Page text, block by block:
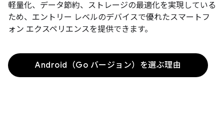
軽量化、データ節約、ストレージの最適化を実現している
ため、エントリー レベルのデバイスで優れたスマートフ
ォン エクスペリエンスを提供できます。
Android（Go バージョン）を選ぶ理由